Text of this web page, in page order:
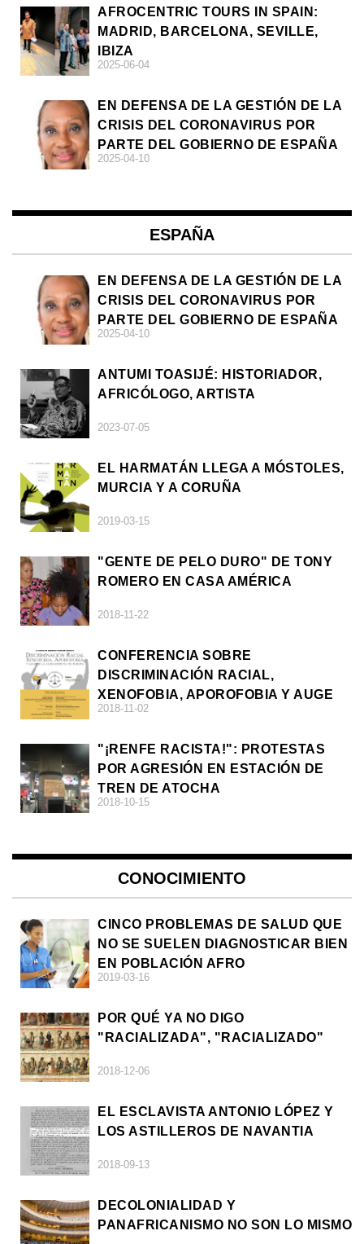
AFROCENTRIC TOURS IN SPAIN:
MADRID, BARCELONA, SEVILLE,
IBIZA
2025-06-04
EN DEFENSA DE LA GESTIÓN DE LA
CRISIS DEL CORONAVIRUS POR
PARTE DEL GOBIERNO DE ESPAÑA
2025-04-10
ESPAÑA
EN DEFENSA DE LA GESTIÓN DE LA
CRISIS DEL CORONAVIRUS POR
PARTE DEL GOBIERNO DE ESPAÑA
2025-04-10
ANTUMI TOASIJÉ: HISTORIADOR,
AFRICÓLOGO, ARTISTA
2023-07-05
EL HARMATÁN LLEGA A MÓSTOLES,
MURCIA Y A CORUÑA
2019-03-15
"GENTE DE PELO DURO" DE TONY
ROMERO EN CASA AMÉRICA
2018-11-22
CONFERENCIA SOBRE
DISCRIMINACIÓN RACIAL,
XENOFOBIA, APOROFOBIA Y AUGE
DE LA ULTRADERECHA EN EUROPA
2018-11-02
"¡RENFE RACISTA!": PROTESTAS
POR AGRESIÓN EN ESTACIÓN DE
TREN DE ATOCHA
2018-10-15
CONOCIMIENTO
CINCO PROBLEMAS DE SALUD QUE
NO SE SUELEN DIAGNOSTICAR BIEN
EN POBLACIÓN AFRO
2019-03-16
POR QUÉ YA NO DIGO
"RACIALIZADA", "RACIALIZADO"
2018-12-06
EL ESCLAVISTA ANTONIO LÓPEZ Y
LOS ASTILLEROS DE NAVANTIA
2018-09-13
DECOLONIALIDAD Y
PANAFRICANISMO NO SON LO MISMO